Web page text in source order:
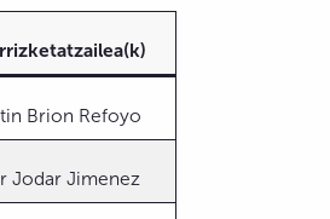
Brion Refoyo
Jodar Jimenez